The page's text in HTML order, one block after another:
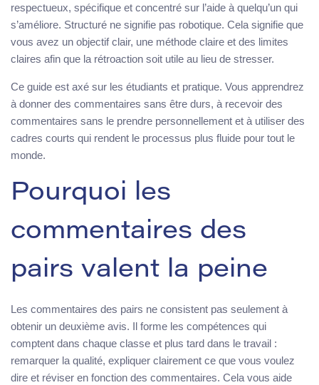
respectueux, spécifique et concentré sur l’aide à quelqu’un qui
s’améliore. Structuré ne signifie pas robotique. Cela signifie que
vous avez un objectif clair, une méthode claire et des limites
claires afin que la rétroaction soit utile au lieu de stresser.
Ce guide est axé sur les étudiants et pratique. Vous apprendrez
à donner des commentaires sans être durs, à recevoir des
commentaires sans le prendre personnellement et à utiliser des
cadres courts qui rendent le processus plus fluide pour tout le
monde.
Pourquoi les
commentaires des
pairs valent la peine
Les commentaires des pairs ne consistent pas seulement à
obtenir un deuxième avis. Il forme les compétences qui
comptent dans chaque classe et plus tard dans le travail :
remarquer la qualité, expliquer clairement ce que vous voulez
dire et réviser en fonction des commentaires. Cela vous aide